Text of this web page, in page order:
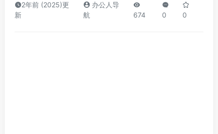
2年前 (2025)更
新
办公人导
航
674 0 0